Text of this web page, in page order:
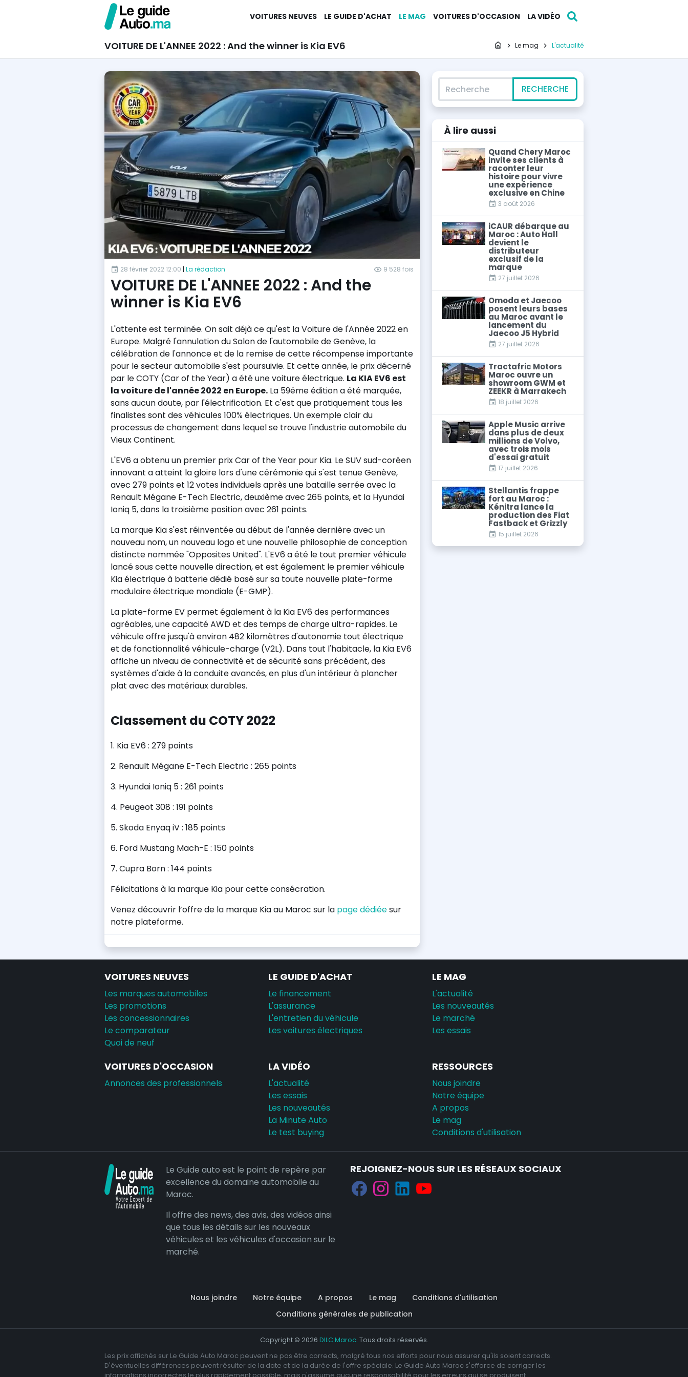
VOITURES NEUVES LE GUIDE D'ACHAT LE MAG VOITURES D'OCCASION LA VIDÉO
VOITURE DE L'ANNEE 2022 : And the winner is Kia EV6 Page d'accueil
Le mag L'actualité
28 février 2022 12:00 | La rédaction 9 528 fois
VOITURE DE L'ANNEE 2022 : And the
winner is Kia EV6
L'attente est terminée. On sait déjà ce qu'est la Voiture de l'Année 2022 en
Europe. Malgré l'annulation du Salon de l'automobile de Genève, la
célébration de l'annonce et de la remise de cette récompense importante
pour le secteur automobile s'est poursuivie. Et cette année, le prix décerné
par le COTY (Car of the Year) a été une voiture électrique. La KIA EV6 est
la voiture de l'année 2022 en Europe. La 59éme édition a été marquée,
sans aucun doute, par l'électrification. Et c'est que pratiquement tous les
finalistes sont des véhicules 100% électriques. Un exemple clair du
processus de changement dans lequel se trouve l'industrie automobile du
Vieux Continent.
L'EV6 a obtenu un premier prix Car of the Year pour Kia. Le SUV sud-coréen
innovant a atteint la gloire lors d'une cérémonie qui s'est tenue Genève,
avec 279 points et 12 votes individuels après une bataille serrée avec la
Renault Mégane E-Tech Electric, deuxième avec 265 points, et la Hyundai
Ioniq 5, dans la troisième position avec 261 points.
La marque Kia s'est réinventée au début de l'année dernière avec un
nouveau nom, un nouveau logo et une nouvelle philosophie de conception
distincte nommée "Opposites United". L'EV6 a été le tout premier véhicule
lancé sous cette nouvelle direction, et est également le premier véhicule
Kia électrique à batterie dédié basé sur sa toute nouvelle plate-forme
modulaire électrique mondiale (E-GMP).
La plate-forme EV permet également à la Kia EV6 des performances
agréables, une capacité AWD et des temps de charge ultra-rapides. Le
véhicule offre jusqu'à environ 482 kilomètres d'autonomie tout électrique
et de fonctionnalité véhicule-charge (V2L). Dans tout l'habitacle, la Kia EV6
affiche un niveau de connectivité et de sécurité sans précédent, des
systèmes d'aide à la conduite avancés, en plus d'un intérieur à plancher
plat avec des matériaux durables.
Classement du COTY 2022
1. Kia EV6 : 279 points
2. Renault Mégane E-Tech Electric : 265 points
3. Hyundai Ioniq 5 : 261 points
4. Peugeot 308 : 191 points
5. Skoda Enyaq iV : 185 points
6. Ford Mustang Mach-E : 150 points
7. Cupra Born : 144 points
Félicitations à la marque Kia pour cette consécration.
Venez découvrir l’offre de la marque Kia au Maroc sur la page dédiéesur
notre plateforme.
Recherche
RECHERCHE
À lire aussi
Quand Chery Maroc
invite ses clients à
raconter leur
histoire pour vivre
une expérience
exclusive en Chine
3 août 2026
iCAUR débarque au
Maroc : Auto Hall
devient le
distributeur
exclusif de la
marque
27 juillet 2026
Omoda et Jaecoo
posent leurs bases
au Maroc avant le
lancement du
Jaecoo J5 Hybrid
27 juillet 2026
Tractafric Motors
Maroc ouvre un
showroom GWM et
ZEEKR à Marrakech
18 juillet 2026
Apple Music arrive
dans plus de deux
millions de Volvo,
avec trois mois
d'essai gratuit
17 juillet 2026
Stellantis frappe
fort au Maroc :
Kénitra lance la
production des Fiat
Fastback et Grizzly
15 juillet 2026
VOITURES NEUVES
Les marques automobiles
Les promotions
Les concessionnaires
Le comparateur
Quoi de neuf
LE GUIDE D'ACHAT
Le financement
L'assurance
L'entretien du véhicule
Les voitures électriques
LE MAG
L'actualité
Les nouveautés
Le marché
Les essais
VOITURES D'OCCASION
Annonces des professionnels
LA VIDÉO
L'actualité
Les essais
Les nouveautés
La Minute Auto
Le test buying
RESSOURCES
Nous joindre
Notre équipe
A propos
Le mag
Conditions d'utilisation
Le Guide auto est le point de repère par
excellence du domaine automobile au
Maroc.
Il offre des news, des avis, des vidéos ainsi
que tous les détails sur les nouveaux
véhicules et les véhicules d'occasion sur le
marché.
REJOIGNEZ-NOUS SUR LES RÉSEAUX SOCIAUX
Nous joindre Notre équipe A propos Le mag
Conditions d'utilisation
Conditions générales de publication
Copyright © 2026 DILC Maroc. Tous droits réservés.
Les prix affichés sur Le Guide Auto Maroc peuvent ne pas être corrects, malgré tous nos efforts pour nous assurer qu'ils soient corrects.
D'éventuelles différences peuvent résulter de la date et de la durée de l'offre spéciale. Le Guide Auto Maroc s'efforce de corriger les